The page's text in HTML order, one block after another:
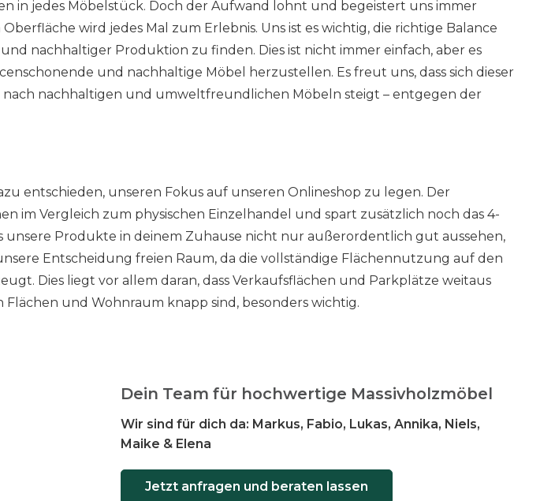
in jedes Möbelstück. Doch der Aufwand lohnt und begeistert uns immer
wird jedes Mal zum Erlebnis. Uns ist es wichtig, die richtige Balance
nachhaltiger Produktion zu finden. Dies ist nicht immer einfach, aber es
und nachhaltige Möbel herzustellen. Es freut uns, dass sich dieser
nachhaltigen und umweltfreundlichen Möbeln steigt – entgegen der
entschieden, unseren Fokus auf unseren Onlineshop zu legen. Der
im Vergleich zum physischen Einzelhandel und spart zusätzlich noch das 4-
unsere Produkte in deinem Zuhause nicht nur außerordentlich gut aussehen,
Entscheidung freien Raum, da die vollständige Flächennutzung auf den
Dies liegt vor allem daran, dass Verkaufsflächen und Parkplätze weitaus
und Wohnraum knapp sind, besonders wichtig.
Dein Team für hochwertige Massivholzmöbel
Wir sind für dich da: Markus, Fabio, Lukas, Annika, Niels,
Maike & Elena
Jetzt anfragen und beraten lassen